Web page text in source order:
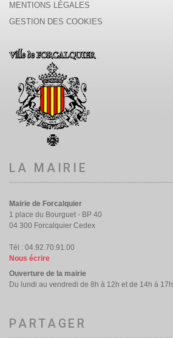
MENTIONS LÉGALES
GESTION DES COOKIES
LA MAIRIE
Mairie de Forcalquier
1 place du Bourguet - BP 40
04 300 Forcalquier Cedex
Tél : 04.92.70.91.00
Nous écrire
Ouverture de la mairie
Du lundi au vendredi de 8h à 12h et de 14h à 17h.
PARTAGER